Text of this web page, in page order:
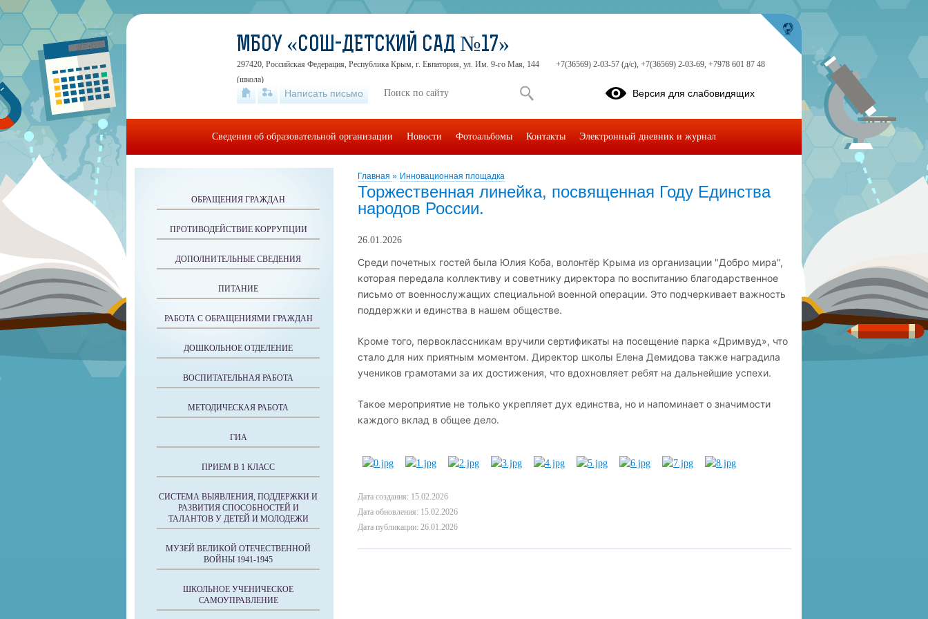
Главная » Инновационная площадка
Торжественная линейка, посвященная Году Единства
народов России.
26.01.2026
Среди почетных гостей была Юлия Коба, волонтёр Крыма из организации "Добро мира",
которая передала коллективу и советнику директора по воспитанию благодарственное
письмо от военнослужащих специальной военной операции. Это подчеркивает важность
поддержки и единства в нашем обществе.
Кроме того, первоклассникам вручили сертификаты на посещение парка «Дримвуд», что
стало для них приятным моментом. Директор школы Елена Демидова также наградила
учеников грамотами за их достижения, что вдохновляет ребят на дальнейшие успехи.
Такое мероприятие не только укрепляет дух единства, но и напоминает о значимости
каждого вклад в общее дело.
Дата создания: 15.02.2026
Дата обновления: 15.02.2026
Дата публикации: 26.01.2026
ОБРАЩЕНИЯ ГРАЖДАН
ПРОТИВОДЕЙСТВИЕ КОРРУПЦИИ
ДОПОЛНИТЕЛЬНЫЕ СВЕДЕНИЯ
ПИТАНИЕ
РАБОТА С ОБРАЩЕНИЯМИ ГРАЖДАН
ДОШКОЛЬНОЕ ОТДЕЛЕНИЕ
ВОСПИТАТЕЛЬНАЯ РАБОТА
МЕТОДИЧЕСКАЯ РАБОТА
ГИА
ПРИЕМ В 1 КЛАСС
СИСТЕМА ВЫЯВЛЕНИЯ, ПОДДЕРЖКИ И
РАЗВИТИЯ СПОСОБНОСТЕЙ И
ТАЛАНТОВ У ДЕТЕЙ И МОЛОДЕЖИ
МУЗЕЙ ВЕЛИКОЙ ОТЕЧЕСТВЕННОЙ
ВОЙНЫ 1941-1945
ШКОЛЬНОЕ УЧЕНИЧЕСКОЕ
САМОУПРАВЛЕНИЕ
МБОУ «СОШ-ДЕТСКИЙ САД №17»
297420, Российская Федерация, Республика Крым, г. Евпатория, ул. Им. 9-го Мая, 144
+7(36569) 2-03-57 (д/с), +7(36569) 2-03-69, +7978 601 87 48
(школа)
Написать письмо Версия для слабовидящих
Сведения об образовательной организации Новости Фотоальбомы Контакты Электронный дневник и журнал